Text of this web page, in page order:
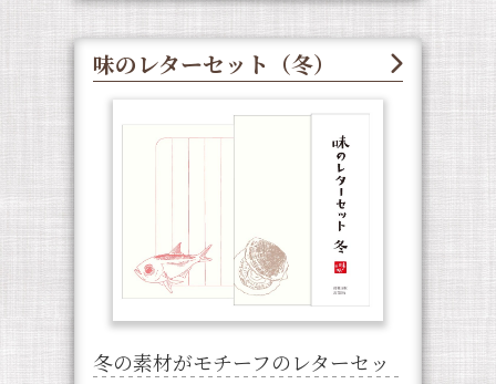
味のレターセット（冬）
冬の素材がモチーフのレターセッ